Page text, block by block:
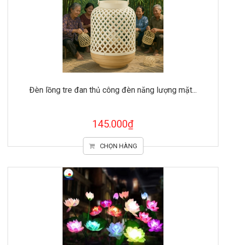
Đèn lồng tre đan thủ công đèn năng lượng mặt...
145.000₫
CHỌN HÀNG